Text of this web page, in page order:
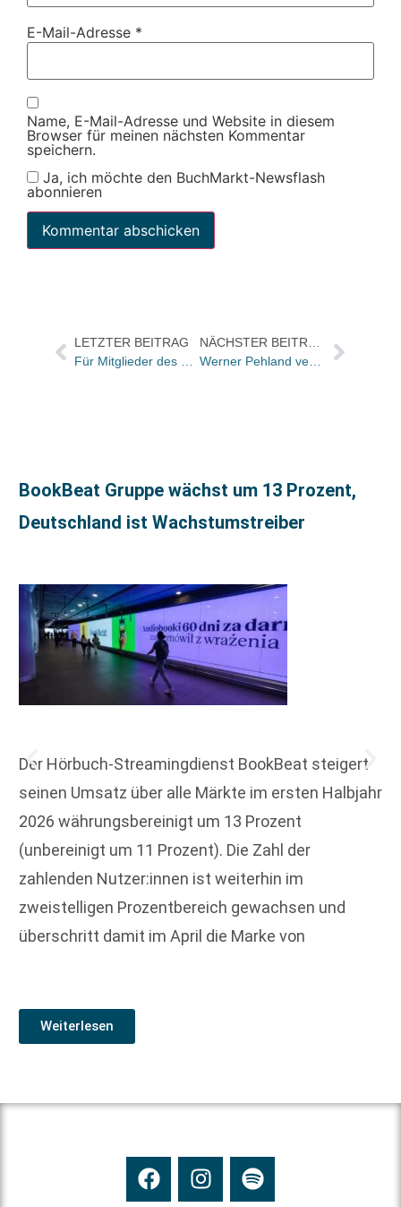
E-Mail-Adresse *
Name, E-Mail-Adresse und Website in diesem
Browser für meinen nächsten Kommentar
speichern.
Ja, ich möchte den BuchMarkt-Newsflash
abonnieren
LETZTER BEITRAG
Für Mitglieder des bayerischen Landesverbands: Neuer Newsletter „Recht für Buchhandlungen und Verlage“
NÄCHSTER BEITRAG
Werner Pehland verlässt WEKA Media sowie GWI / Dr. Heinz Weinheimer übernimmt kommissarisch
BookBeat Gruppe wächst um 13 Prozent,
Deutschland ist Wachstumstreiber
Der Hörbuch-Streamingdienst BookBeat steigert
seinen Umsatz über alle Märkte im ersten Halbjahr
2026 währungsbereinigt um 13 Prozent
(unbereinigt um 11 Prozent). Die Zahl der
zahlenden Nutzer:innen ist weiterhin im
zweistelligen Prozentbereich gewachsen und
überschritt damit im April die Marke von
Weiterlesen